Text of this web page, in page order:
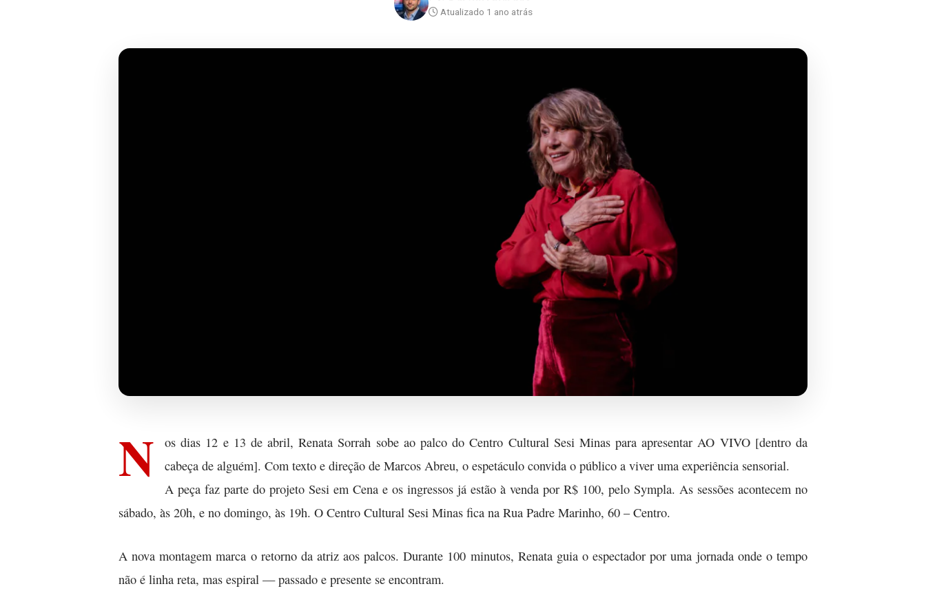
Atualizado 1 ano atrás
N
os dias 12 e 13 de abril, Renata Sorrah sobe ao palco do Centro Cultural Sesi Minas para apresentar AO VIVO [dentro da
cabeça de alguém]. Com texto e direção de Marcos Abreu, o espetáculo convida o público a viver uma experiência sensorial.
A peça faz parte do projeto Sesi em Cena e os ingressos já estão à venda por R$ 100, pelo Sympla. As sessões acontecem no
sábado, às 20h, e no domingo, às 19h. O Centro Cultural Sesi Minas fica na Rua Padre Marinho, 60 – Centro.
A nova montagem marca o retorno da atriz aos palcos. Durante 100 minutos, Renata guia o espectador por uma jornada onde o tempo
não é linha reta, mas espiral — passado e presente se encontram.